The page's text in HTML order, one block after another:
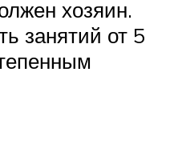
хозяин.
занятий от 5